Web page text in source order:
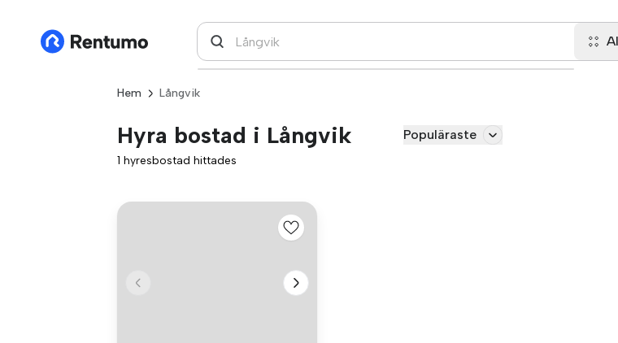
Hem Långvik
Hyra bostad i Långvik Populäraste
1 hyresbostad hittades